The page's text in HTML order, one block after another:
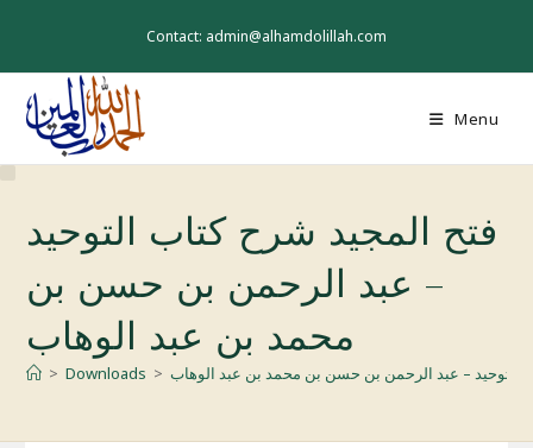
Contact: admin@alhamdolillah.com
Menu
فتح المجيد شرح كتاب التوحيد
– عبد الرحمن بن حسن بن
محمد بن عبد الوهاب
> Downloads > التوحيد – عبد الرحمن بن حسن بن محمد بن عبد الوهاب